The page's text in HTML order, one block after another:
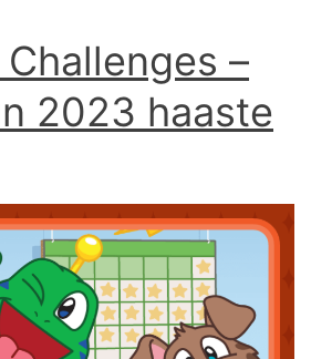
–
2023 haaste